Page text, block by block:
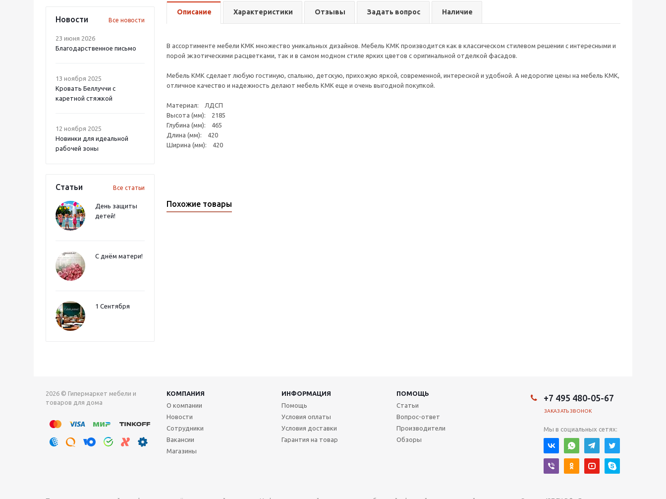
Новости Все новости
23 июня 2026
Благодарственное письмо
13 ноября 2025
Кровать Беллуччи с
каретной стяжкой
12 ноября 2025
Новинки для идеальной
рабочей зоны
Статьи Все статьи
День защиты
детей!
С днём матери!
1 Сентября
Описание Характеристики Отзывы Задать вопрос Наличие
В ассортименте мебели КМК множество уникальных дизайнов. Мебель КМК производится как в классическом стилевом решении с интересными и
порой экзотическими расцветками, так и в самом модном стиле ярких цветов с оригинальной отделкой фасадов.
Мебель КМК сделает любую гостиную, спальню, детскую, прихожую яркой, современной, интересной и удобной. А недорогие цены на мебель КМК,
отличное качество и надежность делают мебель КМК еще и очень выгодной покупкой.
Материал: ЛДСП
Высота (мм): 2185
Глубина (мм): 465
Длина (мм): 420
Ширина (мм): 420
Похожие товары
2026 © Гипермаркет мебели и
товаров для дома
КОМПАНИЯ ИНФОРМАЦИЯ
ПОМОЩЬ
О компании
Новости
Сотрудники
Вакансии
Магазины
Помощь
Условия оплаты
Условия доставки
Гарантия на товар
Статьи
Вопрос-ответ
Производители
Обзоры
+7 495 480-05-67
ЗАКАЗАТЬ ЗВОНОК
Мы в социальных сетях: